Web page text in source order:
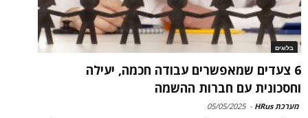
בלוגים
6 צעדים שמאפשרים עבודה חכמה, יעילה
וחסכונית עם חברות ההשמה
מערכת HRus -
05/05/2025